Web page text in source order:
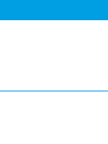
do nje